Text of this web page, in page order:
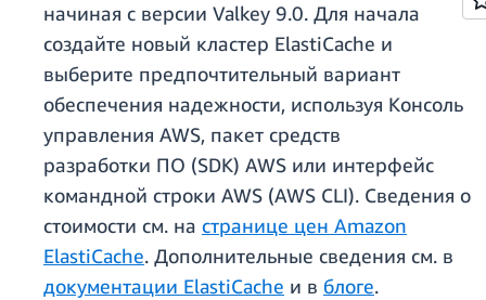
начиная с версии Valkey 9.0. Для начала
создайте новый кластер ElastiCache и
выберите предпочтительный вариант
обеспечения надежности, используя Консоль
управления AWS, пакет средств
разработки ПО (SDK) AWS или интерфейс
командной строки AWS (AWS CLI). Сведения о
стоимости см. на странице цен Amazon
ElastiCache. Дополнительные сведения см. в
документации ElastiCache и в блоге.